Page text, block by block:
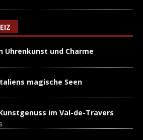
Uhrenkunst und Charme
magische Seen
im Val-de-Travers